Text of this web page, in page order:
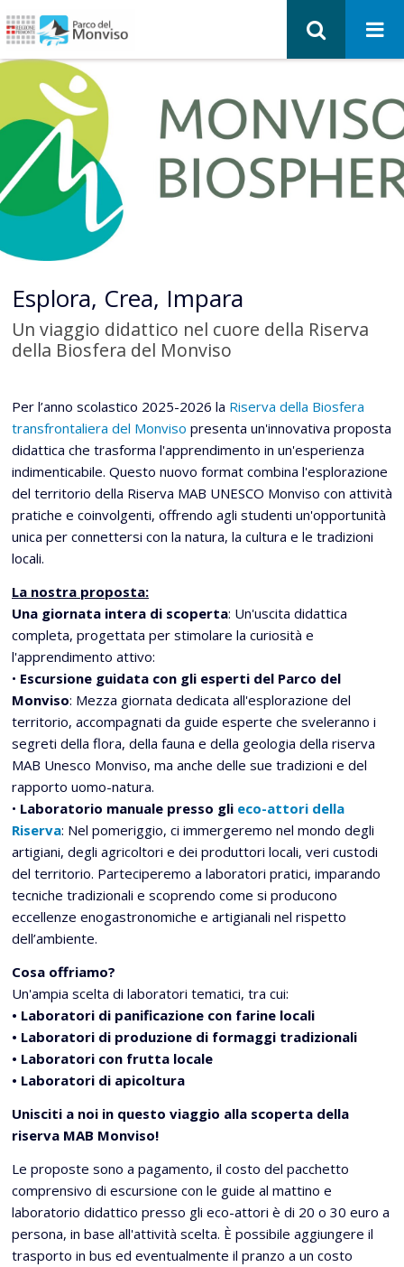
Esplora, Crea, Impara
Un viaggio didattico nel cuore della Riserva
della Biosfera del Monviso
Per l’anno scolastico 2025-2026 la Riserva della Biosfera
transfrontaliera del Monviso presenta un'innovativa proposta
didattica che trasforma l'apprendimento in un'esperienza
indimenticabile. Questo nuovo format combina l'esplorazione
del territorio della Riserva MAB UNESCO Monviso con attività
pratiche e coinvolgenti, offrendo agli studenti un'opportunità
unica per connettersi con la natura, la cultura e le tradizioni
locali.
La nostra proposta:
Una giornata intera di scoperta: Un'uscita didattica
completa, progettata per stimolare la curiosità e
l'apprendimento attivo:
• Escursione guidata con gli esperti del Parco del
Monviso: Mezza giornata dedicata all'esplorazione del
territorio, accompagnati da guide esperte che sveleranno i
segreti della flora, della fauna e della geologia della riserva
MAB Unesco Monviso, ma anche delle sue tradizioni e del
rapporto uomo-natura.
• Laboratorio manuale presso gli eco-attori della
Riserva: Nel pomeriggio, ci immergeremo nel mondo degli
artigiani, degli agricoltori e dei produttori locali, veri custodi
del territorio. Parteciperemo a laboratori pratici, imparando
tecniche tradizionali e scoprendo come si producono
eccellenze enogastronomiche e artigianali nel rispetto
dell’ambiente.
Cosa offriamo?
Un'ampia scelta di laboratori tematici, tra cui:
• Laboratori di panificazione con farine locali
• Laboratori di produzione di formaggi tradizionali
• Laboratori con frutta locale
• Laboratori di apicoltura
Unisciti a noi in questo viaggio alla scoperta della
riserva MAB Monviso!
Le proposte sono a pagamento, il costo del pacchetto
comprensivo di escursione con le guide al mattino e
laboratorio didattico presso gli eco-attori è di 20 o 30 euro a
persona, in base all'attività scelta. È possibile aggiungere il
trasporto in bus ed eventualmente il pranzo a un costo